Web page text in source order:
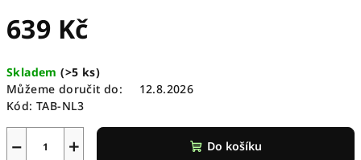
639 Kč
cena:
Skladem(>5 ks)
Můžeme doručit do:
12.8.2026
Kód: TAB-NL3
+
− Do košíku